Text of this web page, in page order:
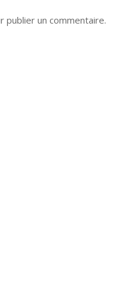
publier un commentaire.